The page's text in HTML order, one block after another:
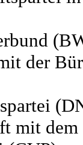
der
mit